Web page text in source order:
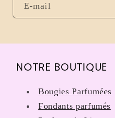
E-mail
NOTRE BOUTIQUE
Bougies Parfumées
Fondants parfumés